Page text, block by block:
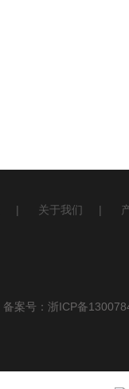
| 关于我们 |
备案号：浙ICP备